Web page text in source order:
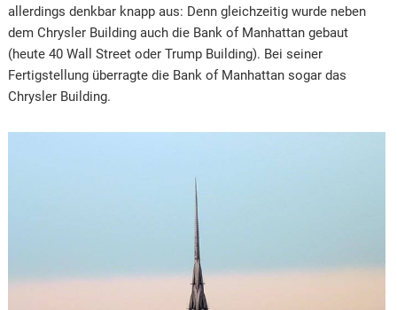
allerdings denkbar knapp aus: Denn gleichzeitig wurde neben
dem Chrysler Building auch die Bank of Manhattan gebaut
(heute 40 Wall Street oder Trump Building). Bei seiner
Fertigstellung überragte die Bank of Manhattan sogar das
Chrysler Building.